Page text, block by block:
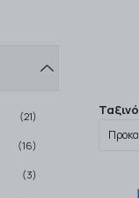
(21)
(16)
(3)